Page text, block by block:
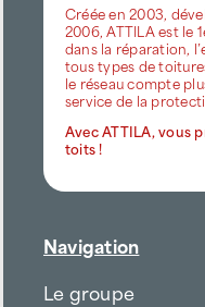
Créée en 2003,
2006, ATTILA est le
dans la réparation,
tous types de
le réseau compte
service de la
Avec ATTILA, vous
toits !
Navigation
Le groupe